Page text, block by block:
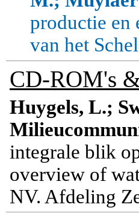
productie en
van het
CD-ROM's
Huygels, L.;
integrale blik
overview of
NV. Afdeling